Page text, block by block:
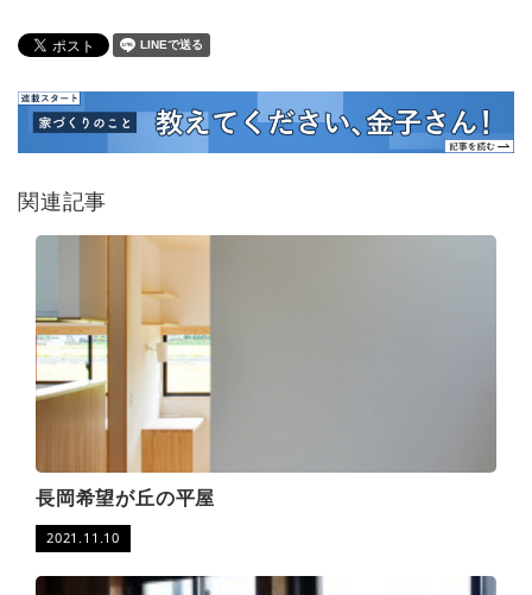
関連記事
長岡希望が丘の平屋
2021.11.10